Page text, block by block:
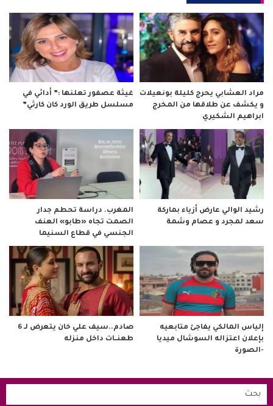
مراد العشابي يحرج كليلة بونعيلات
و يكشف عن طلاقها من المخرج
ابراهيم الشكيري
غيثة عصفور تعلنها :” أدائي في
مسلسل طريق الورد كان كارثي”
رشيد الوالي عارض أزياء بماركة
سعد لمجرد و عصام وشمة
المغرب. دراسة تحطم جدار
الصمت تجاه «طابو» العنف
الجنسي في قطاع السنيما
إلياس المالكي يفاجئ متابعيه
بإعلان اعتزاله السوشال ميديا
-الصورة
صادم..سيف علي خان يتعرض لـ 6
طعنــات داخل منزله